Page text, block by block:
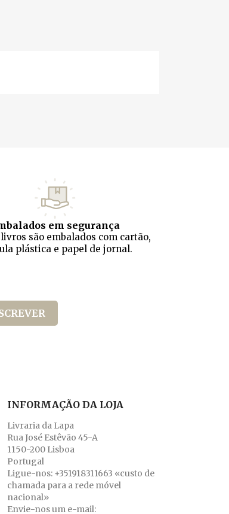
em segurança
são embalados com cartão,
plástica e papel de jornal.
INFORMAÇÃO DA LOJA
Livraria da Lapa
Rua José Estêvão 45-A
1150-200 Lisboa
Portugal
Ligue-nos: +351918311663 «custo de
chamada para a rede móvel
nacional»
Envie-nos um e-mail: